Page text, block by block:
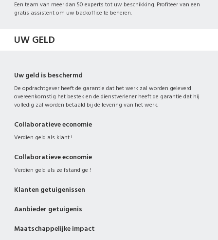
Een team van meer dan 50 experts tot uw beschikking. Profiteer van een
gratis assistent om uw backoffice te beheren.
UW GELD
Uw geld is beschermd
De opdrachtgever heeft de garantie dat het werk zal worden geleverd
overeenkomstig het bestek en de dienstverlener heeft de garantie dat hij
volledig zal worden betaald bij de levering van het werk.
Collaboratieve economie
Verdien geld als klant !
Collaboratieve economie
Verdien geld als zelfstandige !
Klanten getuigenissen
Aanbieder getuigenis
Maatschappelijke impact